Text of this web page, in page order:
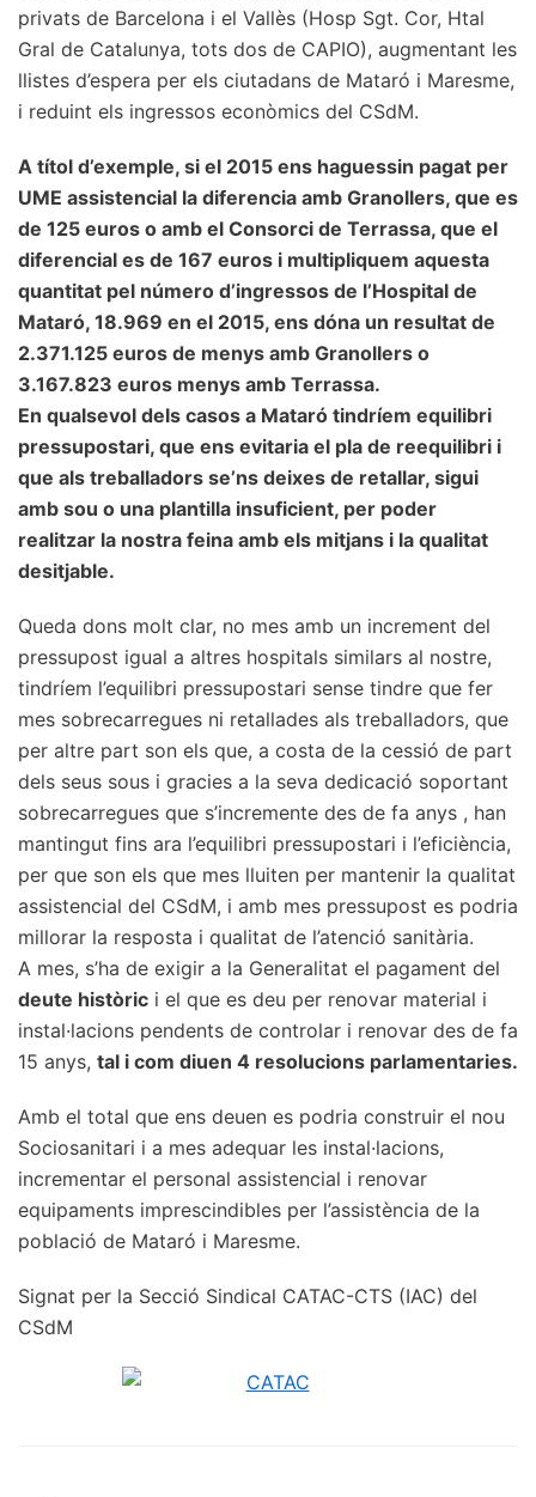
privats de Barcelona i el Vallès (Hosp Sgt. Cor, Htal
Gral de Catalunya, tots dos de CAPIO), augmentant les
llistes d’espera per els ciutadans de Mataró i Maresme,
i reduint els ingressos econòmics del CSdM.
A títol d’exemple, si el 2015 ens haguessin pagat per
UME assistencial la diferencia amb Granollers, que es
de 125 euros o amb el Consorci de Terrassa, que el
diferencial es de 167 euros i multipliquem aquesta
quantitat pel número d’ingressos de l’Hospital de
Mataró, 18.969 en el 2015, ens dóna un resultat de
2.371.125 euros de menys amb Granollers o
3.167.823 euros menys amb Terrassa.
En qualsevol dels casos a Mataró tindríem equilibri
pressupostari, que ens evitaria el pla de reequilibri i
que als treballadors se’ns deixes de retallar, sigui
amb sou o una plantilla insuficient, per poder
realitzar la nostra feina amb els mitjans i la qualitat
desitjable.
Queda dons molt clar, no mes amb un increment del
pressupost igual a altres hospitals similars al nostre,
tindríem l’equilibri pressupostari sense tindre que fer
mes sobrecarregues ni retallades als treballadors, que
per altre part son els que, a costa de la cessió de part
dels seus sous i gracies a la seva dedicació soportant
sobrecarregues que s’incremente des de fa anys , han
mantingut fins ara l’equilibri pressupostari i l’eficiència,
per que son els que mes lluiten per mantenir la qualitat
assistencial del CSdM, i amb mes pressupost es podria
millorar la resposta i qualitat de l’atenció sanitària.
A mes, s’ha de exigir a la Generalitat el pagament del
deute històric i el que es deu per renovar material i
instal·lacions pendents de controlar i renovar des de fa
15 anys, tal i com diuen 4 resolucions parlamentaries.
Amb el total que ens deuen es podria construir el nou
Sociosanitari i a mes adequar les instal·lacions,
incrementar el personal assistencial i renovar
equipaments imprescindibles per l’assistència de la
població de Mataró i Maresme.
Signat per la Secció Sindical CATAC-CTS (IAC) del
CSdM